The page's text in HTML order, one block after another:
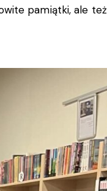
pamiątki, ale też